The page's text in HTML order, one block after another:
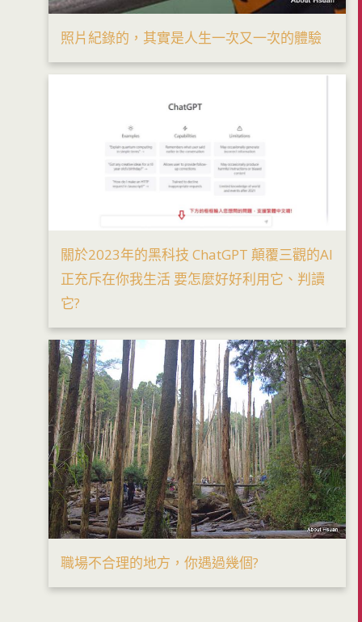
照片紀錄的，其實是人生一次又一次的體驗
關於2023年的黑科技 ChatGPT 顛覆三觀的AI
正充斥在你我生活 要怎麼好好利用它、判讀
它?
職場不合理的地方，你遇過幾個?